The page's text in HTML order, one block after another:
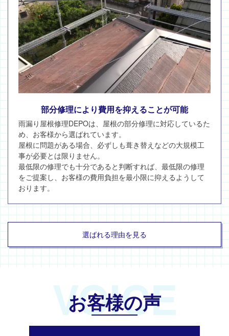
部分修理により費用を抑えることが可能
雨漏り屋根修理DEPOは、屋根の部分修理に対応しているた
め、お客様から選ばれています。
屋根に問題がある場合、必ずしも葺き替えなどの大規模工
事が必要とは限りません。
最低限の修理でも十分であると判断すれば、最低限の修理
をご提案し、お客様の費用負担を最小限に抑えるようして
おります。
選ばれる理由を見る
VOICE
お客様の声